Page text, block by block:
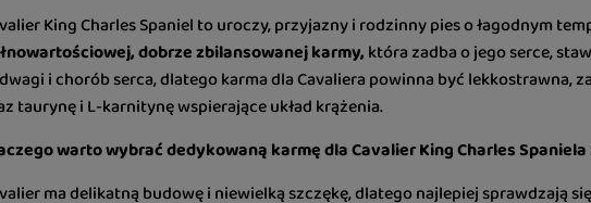
King Charles Spaniel to uroczy, przyjazny i rodzinny pies o łagodnym
dobrze zbilansowanej karmy, która zadba o jego serce,
i chorób serca, dlatego karma dla Cavaliera powinna być lekkostrawna,
taurynę i L-karnitynę wspierające układ krążenia.
warto wybrać dedykowaną karmę dla Cavalier King Charles
ma delikatną budowę i niewielką szczękę, dlatego najlepiej sprawdzają się